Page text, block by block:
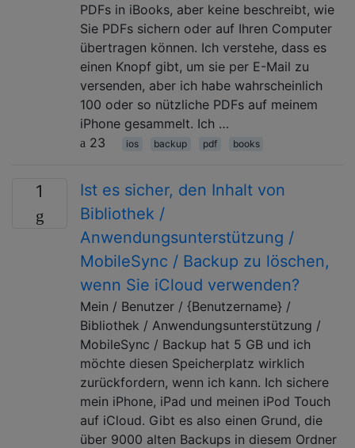
PDFs in iBooks, aber keine beschreibt, wie
Sie PDFs sichern oder auf Ihren Computer
übertragen können. Ich verstehe, dass es
einen Knopf gibt, um sie per E-Mail zu
versenden, aber ich habe wahrscheinlich
100 oder so nützliche PDFs auf meinem
iPhone gesammelt. Ich …
23
ios backup pdf books
1
Ist es sicher, den Inhalt von
Bibliothek /
Anwendungsunterstützung /
MobileSync / Backup zu löschen,
wenn Sie iCloud verwenden?
Mein / Benutzer / {Benutzername} /
Bibliothek / Anwendungsunterstützung /
MobileSync / Backup hat 5 GB und ich
möchte diesen Speicherplatz wirklich
zurückfordern, wenn ich kann. Ich sichere
mein iPhone, iPad und meinen iPod Touch
auf iCloud. Gibt es also einen Grund, die
über 9000 alten Backups in diesem Ordner